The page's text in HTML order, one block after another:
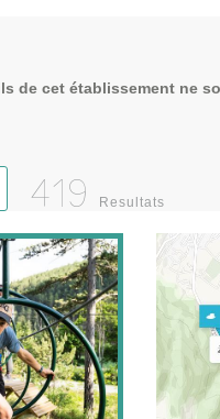
de cet établissement ne
419 Resultats
parc de
: parcours
enfants,
sur le
de nos
cours
St-